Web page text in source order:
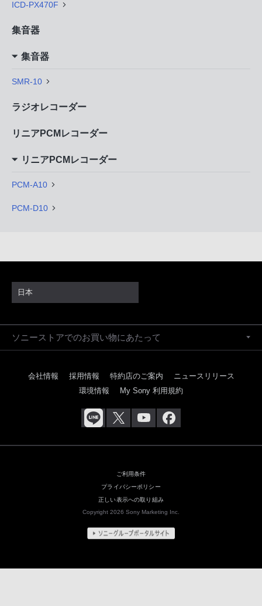
ICD-PX470F
集音器
集音器
SMR-10
ラジオレコーダー
リニアPCMレコーダー
リニアPCMレコーダー
PCM-A10
PCM-D10
日本
ソニーストアでのお買い物にあたって
会社情報 採用情報 特約店のご案内
ニュースリリース
環境情報
My Sony 利用規約
ご利用条件
プライバシーポリシー
正しい表示への取り組み
Copyright 2026 Sony Marketing Inc.